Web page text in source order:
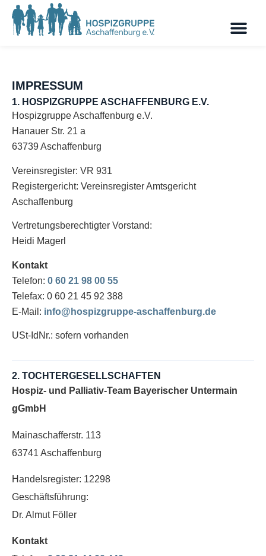
IMPRESSUM
1. HOSPIZGRUPPE ASCHAFFENBURG E.V.
Hospizgruppe Aschaffenburg e.V.
Hanauer Str. 21 a
63739 Aschaffenburg
Vereinsregister: VR 931
Registergericht: Vereinsregister Amtsgericht
Aschaffenburg
Vertretungsberechtigter Vorstand:
Heidi Magerl
Kontakt
Telefon: 0 60 21 98 00 55
Telefax: 0 60 21 45 92 388
E-Mail: info@hospizgruppe-aschaffenburg.de
USt-IdNr.: sofern vorhanden
2. TOCHTERGESELLSCHAFTEN
Hospiz- und Palliativ-Team Bayerischer Untermain
gGmbH
Mainaschafferstr. 113
63741 Aschaffenburg
Handelsregister: 12298
Geschäftsführung:
Dr. Almut Föller
Kontakt